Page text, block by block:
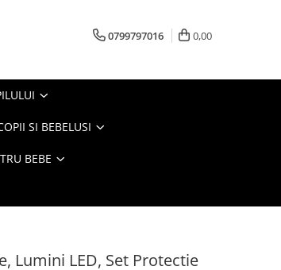
0799797016 0,00
SI BEBELUSI
BEBE
Lumini LED, Set Protectie